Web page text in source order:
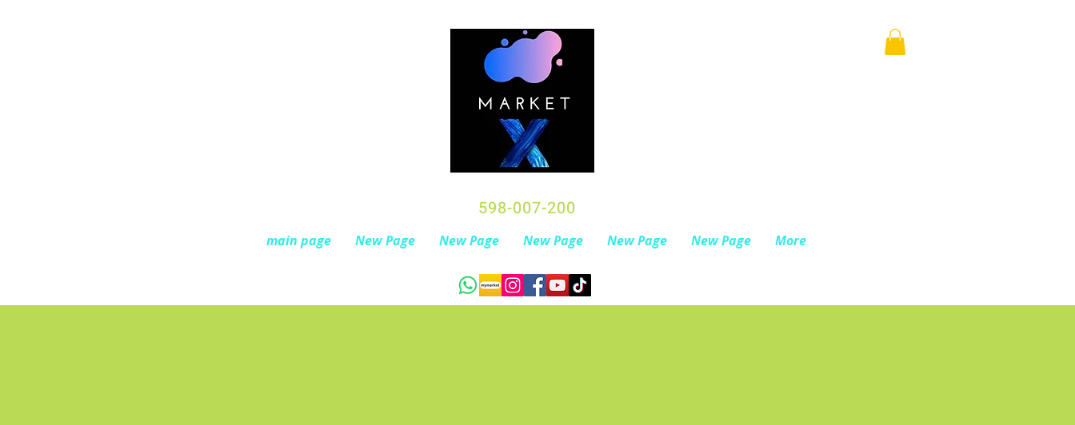
598-007-200
main page New Page New Page New Page New Page New Page More